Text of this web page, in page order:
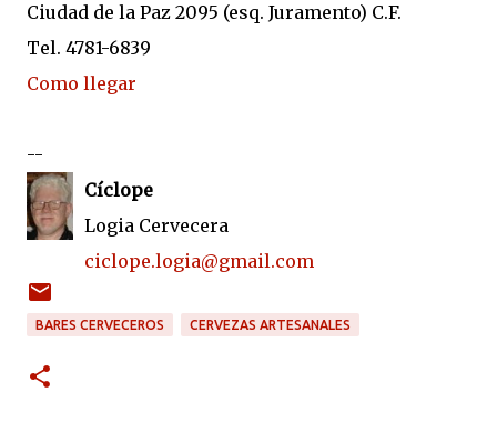
Ciudad de la Paz 2095 (esq. Juramento) C.F.
Tel. 4781-6839
Como llegar
--
Cíclope
Logia Cervecera
ciclope.logia@gmail.com
BARES CERVECEROS CERVEZAS ARTESANALES